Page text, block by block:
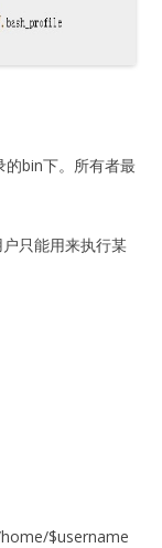
bin下。所有者最
只能用来执行某
$username